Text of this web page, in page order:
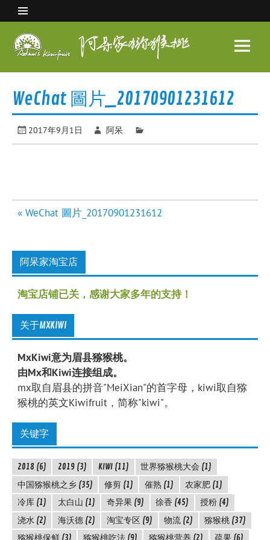
content
阿呆
家猕
猴桃
WeChat 圖片_20170901231612
2017年9月1日 阿呆
文
航
« WeChat 圖片_20170901231612
阿呆家淘宝店
淘宝店铺已关，感谢大家多年的支持！
关于MXKIWI
MxKiwi意为眉县猕猴桃。
由Mx和Kiwi连接组成。
mx取自眉县的拼音"MeiXian"的首字母，kiwi取自猕
猴桃的英文Kiwifruit，简称"kiwi"。
关键字
2018(6) 2019(3) KIWI(11) 世界猕猴桃大会 (1)
中国猕猴桃之乡(35) 修剪(1) 催熟(1) 农家肥 (1)
冷库(1) 太白山 (1) 奇异果 (9) 徐香 (45) 授粉 (4)
浇水(2) 海沃德(2) 淘宝专区(9) 物流 (2) 猕猴桃 (37)